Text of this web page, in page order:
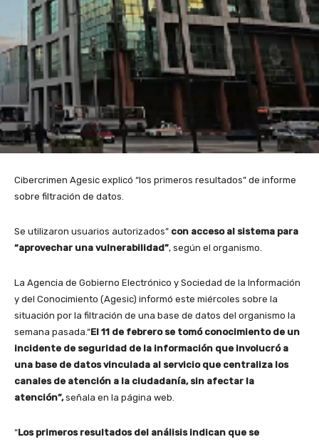
Cibercrimen Agesic explicó “los primeros resultados” de informe
sobre filtración de datos.
Se utilizaron usuarios autorizados” con acceso al sistema para
“aprovechar una vulnerabilidad”, según el organismo.
La Agencia de Gobierno Electrónico y Sociedad de la Información
y del Conocimiento (Agesic) informó este miércoles sobre la
situación por la filtración de una base de datos del organismo la
semana pasada.“El 11 de febrero se tomó conocimiento de un
incidente de seguridad de la información que involucró a
una base de datos vinculada al servicio que centraliza los
canales de atención a la ciudadanía, sin afectar la
atención”,señala en la página web.
“Los primeros resultados del análisis indican que se